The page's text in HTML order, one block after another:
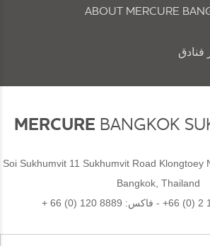
ABOUT MERCURE
فنادق
MERCURE BANGKOK
18 Soi Sukhumvit 11 Sukhumvit Road
Bangkok, Thailand
+66 (0) 2 - فاكس: + 66 (0) 120 8889